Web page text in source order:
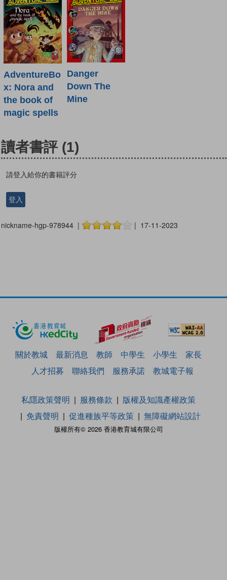
AdventureBo
x: Nora and
the book of
magic spells
Danger
Down The
Mine
讀者書評 (1)
請登入給你的書籍評分
登入
nickname-hgp-978944 | | 17-11-2023
關於教城 最新消息 教師 中學生 小學生
家長
人才招募
聯絡我們 服務承諾 教城電子報
版權所有© 2026 香港教育城有限公司
私隱政策聲明 服務條款
版權及知識產權政策
免責聲明
促進種族平等政策 無障礙網站設計